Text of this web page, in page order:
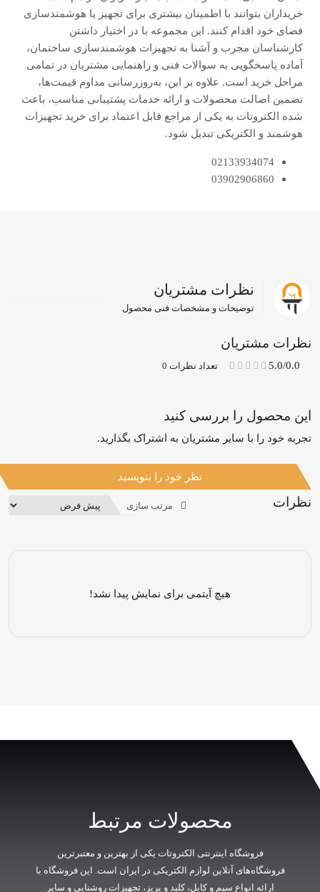
خریداران بتوانند با اطمینان بیشتری برای تجهیز یا هوشمندسازی
فضای خود اقدام کنند. این مجموعه با در اختیار داشتن
کارشناسان مجرب و آشنا به تجهیزات هوشمندسازی ساختمان،
آماده پاسخگویی به سوالات فنی و راهنمایی مشتریان در تمامی
مراحل خرید است. علاوه بر این، به‌روزرسانی مداوم قیمت‌ها،
تضمین اصالت محصولات و ارائه خدمات پشتیبانی مناسب، باعث
شده الکتروتات به یکی از مراجع قابل اعتماد برای خرید تجهیزات
هوشمند و الکتریکی تبدیل شود.
02133934074
03902906860
نظرات مشتریان
توضیحات و مشخصات فنی محصول
نظرات مشتریان
5.0/0.0 تعداد نظرات 0
این محصول را بررسی کنید
تجربه خود را با سایر مشتریان به اشتراک بگذارید.
نظر خود را بنویسید
نظرات مرتب سازی
هیچ آیتمی برای نمایش پیدا نشد!
محصولات مرتبط
فروشگاه اینترنتی الکتروتات یکی از بهترین و معتبرترین
فروشگاه‌های آنلاین لوازم الکتریکی در ایران است. این فروشگاه با
ارائه انواع سیم و کابل، کلید و پریز، تجهیزات روشنایی و سایر